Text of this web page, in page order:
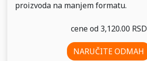
proizvoda na manjem formatu.
cene od 3,120.00 RSD
NARUČITE ODMAH